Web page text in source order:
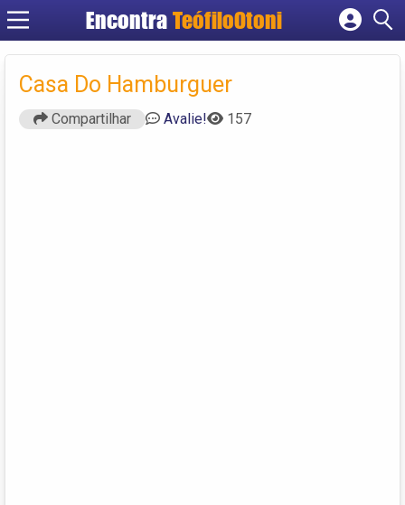
Encontra TeófiloOtoni
Cadastrar empresa
Criar conta
Casa Do Hamburguer
Compartilhar Avalie! 157